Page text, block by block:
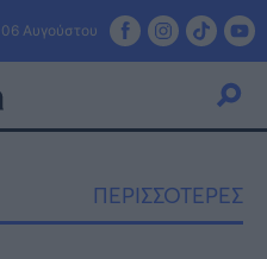
Αυγούστου
ΠΕΡΙΣΣΟΤΕΡΕΣ